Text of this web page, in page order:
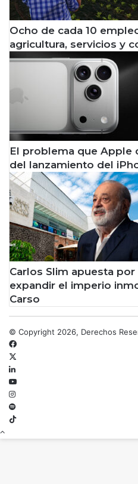
Ocho de cada 10
agricultura, servicios y
El problema que Apple
del lanzamiento del
Carlos Slim apuesta
expandir el imperio
Carso
© Copyright 2026, Derechos
Spotify